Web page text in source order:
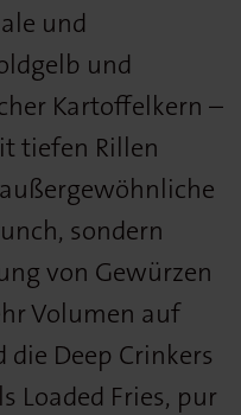
und
und
Kartoffelkern –
tiefen Rillen
sondern
von Gewürzen
Volumen auf
die Deep Crinkers
Loaded Fries, pur